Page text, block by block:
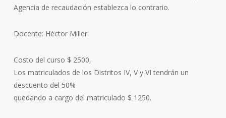
Agencia de recaudación establezca lo contrario.
Docente: Héctor Miller.
Costo del curso $ 2500,
Los matriculados de los Distritos IV, V y VI tendrán un
descuento del 50%
quedando a cargo del matriculado $ 1250.